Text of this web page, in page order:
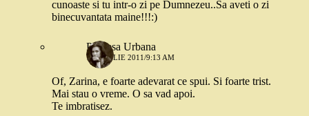
cunoaste si tu intr-o zi pe Dumnezeu..Sa aveti o zi
binecuvantata maine!!!:)
Printesa Urbana
11 APRILIE 2011/9:13 AM
Of, Zarina, e foarte adevarat ce spui. Si foarte trist.
Mai stau o vreme. O sa vad apoi.
Te imbratisez.